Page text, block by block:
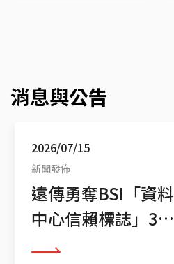
消息與公告
2026/07/15
新聞發佈
遠傳勇奪BSI「資料
中心信賴標誌」3大
驗證
看更多